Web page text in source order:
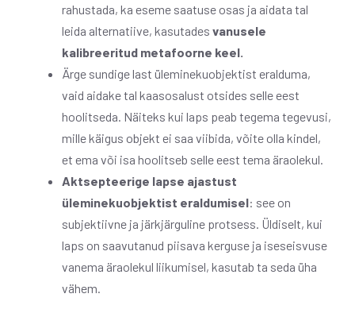
rahustada, ka eseme saatuse osas ja aidata tal
leida alternatiive, kasutades vanusele
kalibreeritud metafoorne keel.
Ärge sundige last üleminekuobjektist eralduma,
vaid aidake tal kaasosalust otsides selle eest
hoolitseda. Näiteks kui laps peab tegema tegevusi,
mille käigus objekt ei saa viibida, võite olla kindel,
et ema või isa hoolitseb selle eest tema äraolekul.
Aktsepteerige lapse ajastust
üleminekuobjektist eraldumisel: see on
subjektiivne ja järkjärguline protsess. Üldiselt, kui
laps on saavutanud piisava kerguse ja iseseisvuse
vanema äraolekul liikumisel, kasutab ta seda üha
vähem.